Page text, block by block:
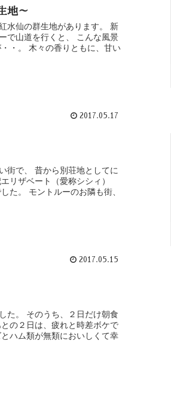
地～
水仙の群生地があります。 新
で山道を行くと、 こんな風景
・。 木々の香りともに、甘い
2017.05.17
街で、 昔から別荘地としてに
リザベート（愛称シシィ）
た。 モントルーのお隣も街、
2017.05.15
た。 そのうち、２日だけ朝食
の２日は、疲れと時差ボケで
ハム類が無類においしくて幸